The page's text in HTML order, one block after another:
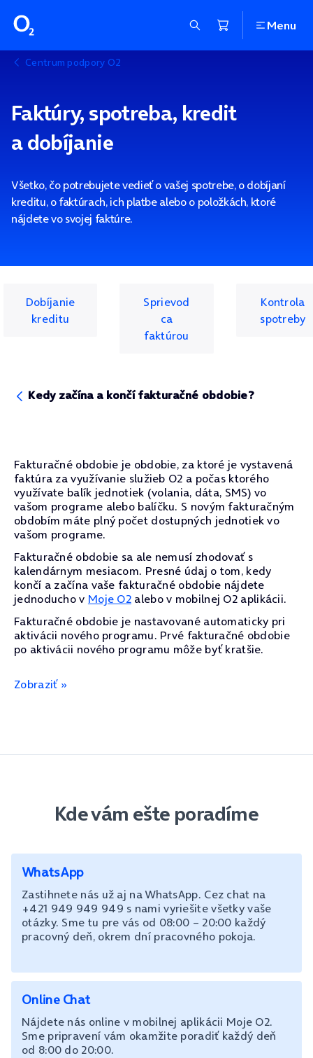
Menu
Centrum podpory O2
Faktúry, spotreba, kredit
a dobíjanie
Všetko, čo potrebujete vedieť o vašej spotrebe, o dobíjaní
kreditu, o faktúrach, ich platbe alebo o položkách, ktoré
nájdete vo svojej faktúre.
Dobíjanie
kreditu
Sprievod
ca
faktúrou
Kontrola
spotreby
Kedy začína a končí fakturačné obdobie?
Fakturačné obdobie je obdobie, za ktoré je vystavená
faktúra za využívanie služieb O2 a počas ktorého
využívate balík jednotiek (volania, dáta, SMS) vo
vašom programe alebo balíčku. S novým fakturačným
obdobím máte plný počet dostupných jednotiek vo
vašom programe.
Fakturačné obdobie sa ale nemusí zhodovať s
kalendárnym mesiacom. Presné údaj o tom, kedy
končí a začína vaše fakturačné obdobie nájdete
jednoducho v Moje O2 alebo v mobilnej O2 aplikácii.
Fakturačné obdobie je nastavované automaticky pri
aktivácii nového programu. Prvé fakturačné obdobie
po aktivácii nového programu môže byť kratšie.
Zobraziť »
Kde vám ešte poradíme
WhatsApp
Zastihnete nás už aj na WhatsApp. Cez chat na
+421 949 949 949 s nami vyriešite všetky vaše
otázky. Sme tu pre vás od 08:00 – 20:00 každý
pracovný deň, okrem dní pracovného pokoja.
Online Chat
Nájdete nás online v mobilnej aplikácii Moje O2.
Sme pripravení vám okamžite poradiť každý deň
od 8:00 do 20:00.